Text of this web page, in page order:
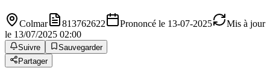
Colmar 813762622 Prononcé le 13-07-2025
Mis à jour
le 13/07/2025 02:00
Suivre
Sauvegarder
Partager